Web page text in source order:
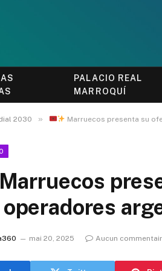
PALACIO REAL
MARROQUÍ
2030 » Marruecos presenta su
Marruecos
mai 20, 2025 Aucun